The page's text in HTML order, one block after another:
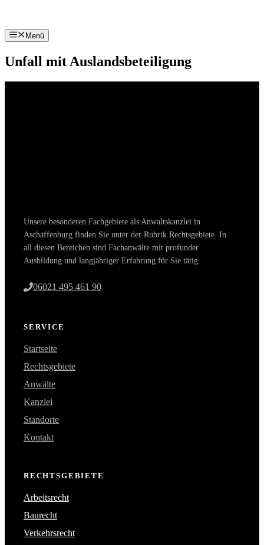
springen
Menü
Unfall mit Auslandsbeteiligung
Unsere besonderen Fachgebiete als Anwaltskanzlei in
Aschaffenburg finden Sie unter der Rubrik Rechtsgebiete. In
all diesen Bereichen sind Fachanwälte mit profunder
Ausbildung und langjähriger Erfahrung für Sie tätig.
06021 495 461 90
SERVICE
Startseite
Rechtsgebiete
Anwälte
Kanzlei
Standorte
Kontakt
RECHTSGEBIETE
Arbeitsrecht
Baurecht
Verkehrsrecht